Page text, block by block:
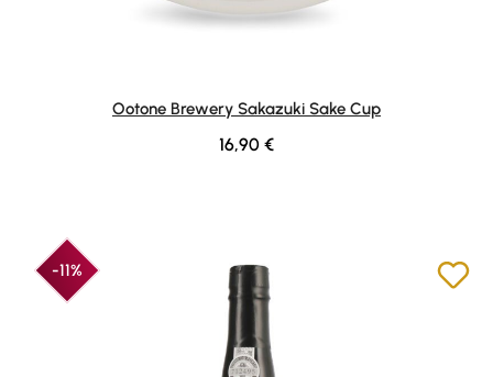
Ootone Brewery Sakazuki Sake Cup
Regulärer Preis:
16,90 €
-11%